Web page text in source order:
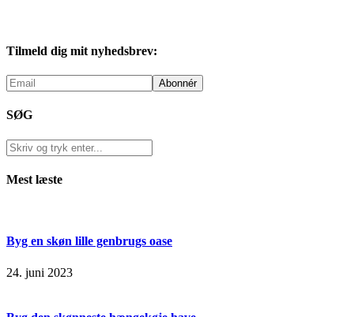
Tilmeld dig mit nyhedsbrev:
SØG
Mest læste
Byg en skøn lille genbrugs oase
24. juni 2023